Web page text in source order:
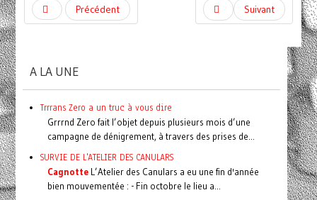
Précédent Suivant
A LA UNE
Trrrans Zero a un truc à vous dire
Grrrnd Zero fait l’objet depuis plusieurs mois d’une
campagne de dénigrement, à travers des prises de...
SURVIE DE L'ATELIER DES CANULARS
CagnotteL’Atelier des Canulars a eu une fin d'année
bien mouvementée : - Fin octobre le lieu a...